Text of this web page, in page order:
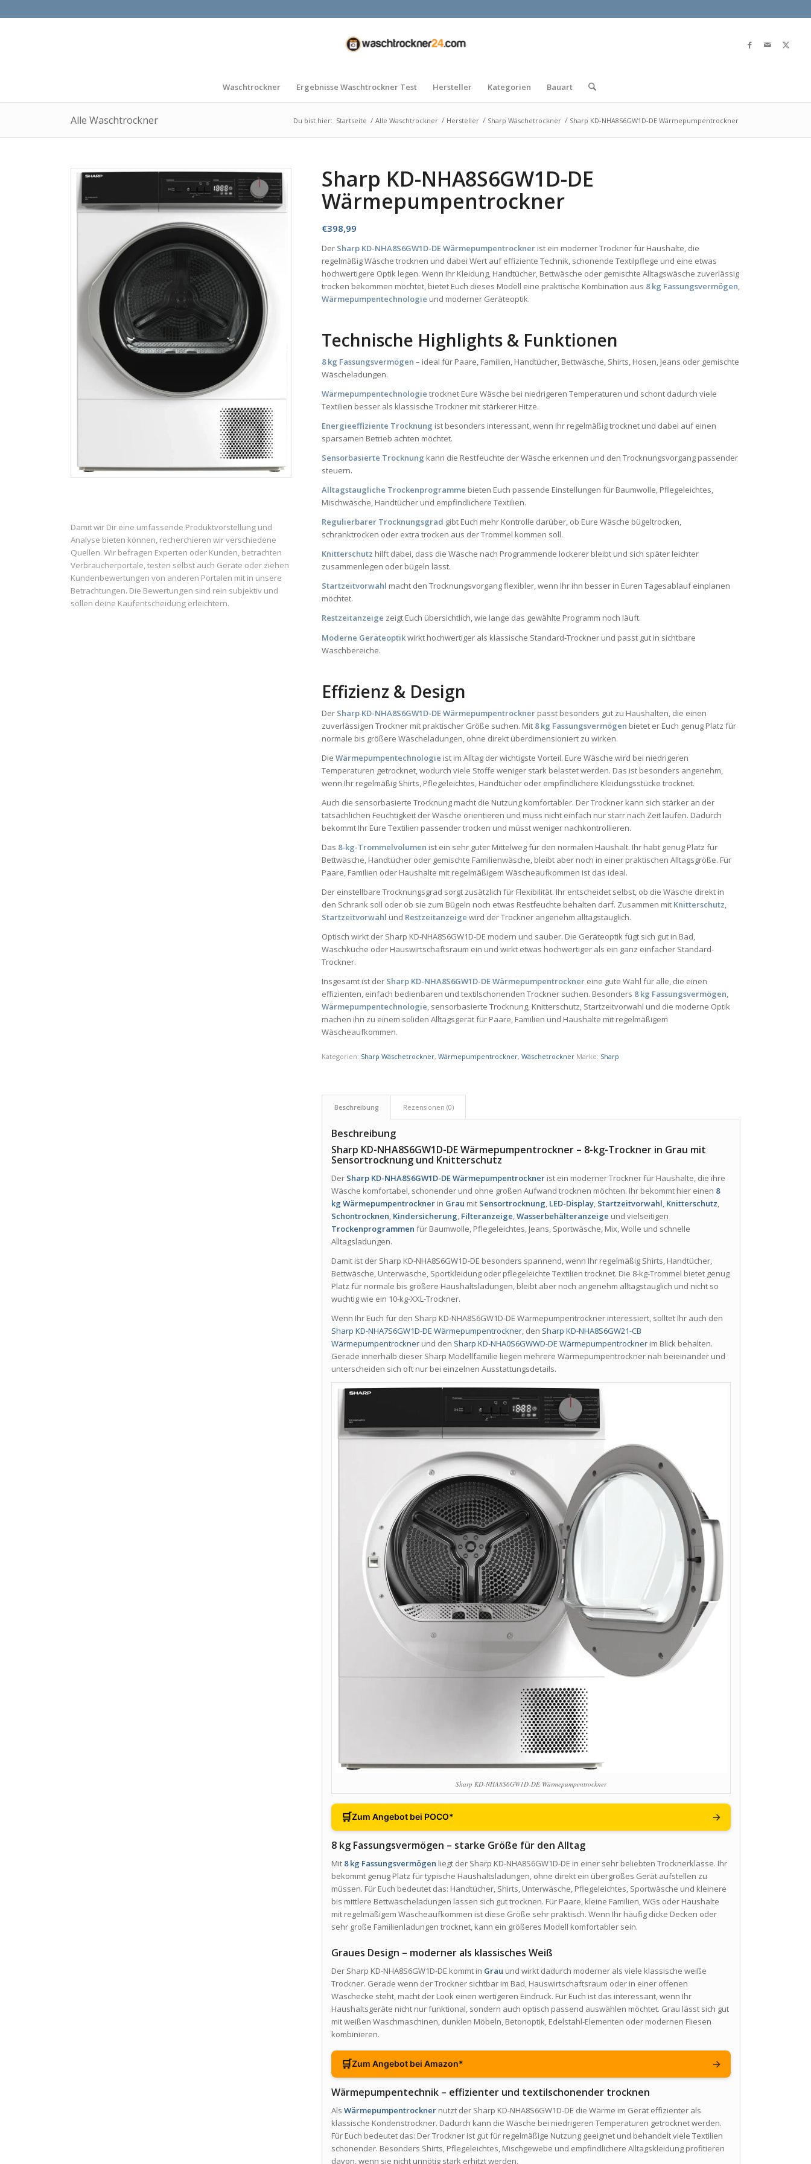
Waschtrockner Ergebnisse Waschtrockner Test Hersteller Kategorien Bauart
Alle Waschtrockner Du bist hier: Startseite / Alle Waschtrockner / Hersteller / Sharp Wäschetrockner / Sharp KD-NHA8S6GW1D-DE Wärmepumpentrockner
Damit wir Dir eine umfassende Produktvorstellung und
Analyse bieten können, recherchieren wir verschiedene
Quellen. Wir befragen Experten oder Kunden, betrachten
Verbraucherportale, testen selbst auch Geräte oder ziehen
Kundenbewertungen von anderen Portalen mit in unsere
Betrachtungen. Die Bewertungen sind rein subjektiv und
sollen deine Kaufentscheidung erleichtern.
Sharp KD-NHA8S6GW1D-DE
Wärmepumpentrockner
€398,99
Der Sharp KD-NHA8S6GW1D-DE Wärmepumpentrockner ist ein moderner Trockner für Haushalte, die
regelmäßig Wäsche trocknen und dabei Wert auf effiziente Technik, schonende Textilpflege und eine etwas
hochwertigere Optik legen. Wenn Ihr Kleidung, Handtücher, Bettwäsche oder gemischte Alltagswäsche zuverlässig
trocken bekommen möchtet, bietet Euch dieses Modell eine praktische Kombination aus 8 kg Fassungsvermögen,
Wärmepumpentechnologie und moderner Geräteoptik.
Technische Highlights & Funktionen
8 kg Fassungsvermögen – ideal für Paare, Familien, Handtücher, Bettwäsche, Shirts, Hosen, Jeans oder gemischte
Wäscheladungen.
Wärmepumpentechnologie trocknet Eure Wäsche bei niedrigeren Temperaturen und schont dadurch viele
Textilien besser als klassische Trockner mit stärkerer Hitze.
Energieeffiziente Trocknung ist besonders interessant, wenn Ihr regelmäßig trocknet und dabei auf einen
sparsamen Betrieb achten möchtet.
Sensorbasierte Trocknung kann die Restfeuchte der Wäsche erkennen und den Trocknungsvorgang passender
steuern.
Alltagstaugliche Trockenprogramme bieten Euch passende Einstellungen für Baumwolle, Pflegeleichtes,
Mischwäsche, Handtücher und empfindlichere Textilien.
Regulierbarer Trocknungsgrad gibt Euch mehr Kontrolle darüber, ob Eure Wäsche bügeltrocken,
schranktrocken oder extra trocken aus der Trommel kommen soll.
Knitterschutz hilft dabei, dass die Wäsche nach Programmende lockerer bleibt und sich später leichter
zusammenlegen oder bügeln lässt.
Startzeitvorwahl macht den Trocknungsvorgang flexibler, wenn Ihr ihn besser in Euren Tagesablauf einplanen
möchtet.
Restzeitanzeige zeigt Euch übersichtlich, wie lange das gewählte Programm noch läuft.
Moderne Geräteoptikwirkt hochwertiger als klassische Standard-Trockner und passt gut in sichtbare
Waschbereiche.
Effizienz & Design
Der Sharp KD-NHA8S6GW1D-DE Wärmepumpentrockner passt besonders gut zu Haushalten, die einen
zuverlässigen Trockner mit praktischer Größe suchen. Mit 8 kg Fassungsvermögen bietet er Euch genug Platz für
normale bis größere Wäscheladungen, ohne direkt überdimensioniert zu wirken.
DieWärmepumpentechnologie ist im Alltag der wichtigste Vorteil. Eure Wäsche wird bei niedrigeren
Temperaturen getrocknet, wodurch viele Stoffe weniger stark belastet werden. Das ist besonders angenehm,
wenn Ihr regelmäßig Shirts, Pflegeleichtes, Handtücher oder empfindlichere Kleidungsstücke trocknet.
Auch die sensorbasierte Trocknung macht die Nutzung komfortabler. Der Trockner kann sich stärker an der
tatsächlichen Feuchtigkeit der Wäsche orientieren und muss nicht einfach nur starr nach Zeit laufen. Dadurch
bekommt Ihr Eure Textilien passender trocken und müsst weniger nachkontrollieren.
Das 8-kg-Trommelvolumen ist ein sehr guter Mittelweg für den normalen Haushalt. Ihr habt genug Platz für
Bettwäsche, Handtücher oder gemischte Familienwäsche, bleibt aber noch in einer praktischen Alltagsgröße. Für
Paare, Familien oder Haushalte mit regelmäßigem Wäscheaufkommen ist das ideal.
Der einstellbare Trocknungsgrad sorgt zusätzlich für Flexibilität. Ihr entscheidet selbst, ob die Wäsche direkt in
den Schrank soll oder ob sie zum Bügeln noch etwas Restfeuchte behalten darf. Zusammen mit Knitterschutz,
Startzeitvorwahl und Restzeitanzeige wird der Trockner angenehm alltagstauglich.
Optisch wirkt der Sharp KD-NHA8S6GW1D-DE modern und sauber. Die Geräteoptik fügt sich gut in Bad,
Waschküche oder Hauswirtschaftsraum ein und wirkt etwas hochwertiger als ein ganz einfacher Standard-
Trockner.
Insgesamt ist der Sharp KD-NHA8S6GW1D-DE Wärmepumpentrockner eine gute Wahl für alle, die einen
effizienten, einfach bedienbaren und textilschonenden Trockner suchen. Besonders 8 kg Fassungsvermögen,
Wärmepumpentechnologie, sensorbasierte Trocknung, Knitterschutz, Startzeitvorwahl und die moderne Optik
machen ihn zu einem soliden Alltagsgerät für Paare, Familien und Haushalte mit regelmäßigem
Wäscheaufkommen.
Kategorien: Sharp Wäschetrockner,Wärmepumpentrockner,Wäschetrockner Marke: Sharp
Beschreibung Rezensionen (0)
Beschreibung
Sharp KD-NHA8S6GW1D-DE Wärmepumpentrockner – 8-kg-Trockner in Grau mit
Sensortrocknung und Knitterschutz
Der Sharp KD-NHA8S6GW1D-DE Wärmepumpentrockner ist ein moderner Trockner für Haushalte, die ihre
Wäsche komfortabel, schonender und ohne großen Aufwand trocknen möchten. Ihr bekommt hier einen 8
kg Wärmepumpentrockner in Grau mit Sensortrocknung, LED-Display, Startzeitvorwahl, Knitterschutz,
Schontrocknen, Kindersicherung, Filteranzeige,Wasserbehälteranzeige und vielseitigen
Trockenprogrammen für Baumwolle, Pflegeleichtes, Jeans, Sportwäsche, Mix, Wolle und schnelle
Alltagsladungen.
Damit ist der Sharp KD-NHA8S6GW1D-DE besonders spannend, wenn Ihr regelmäßig Shirts, Handtücher,
Bettwäsche, Unterwäsche, Sportkleidung oder pflegeleichte Textilien trocknet. Die 8-kg-Trommel bietet genug
Platz für normale bis größere Haushaltsladungen, bleibt aber noch angenehm alltagstauglich und nicht so
wuchtig wie ein 10-kg-XXL-Trockner.
Wenn Ihr Euch für den Sharp KD-NHA8S6GW1D-DE Wärmepumpentrockner interessiert, solltet Ihr auch den
Sharp KD-NHA7S6GW1D-DE Wärmepumpentrockner, den Sharp KD-NHA8S6GW21-CB
Wärmepumpentrockner und den Sharp KD-NHA0S6GWWD-DE Wärmepumpentrockner im Blick behalten.
Gerade innerhalb dieser Sharp Modellfamilie liegen mehrere Wärmepumpentrockner nah beieinander und
unterscheiden sich oft nur bei einzelnen Ausstattungsdetails.
Sharp KD-NHA8S6GW1D-DE Wärmepumpentrockner
🛒Zum Angebot bei POCO* →
8 kg Fassungsvermögen – starke Größe für den Alltag
Mit 8 kg Fassungsvermögen liegt der Sharp KD-NHA8S6GW1D-DE in einer sehr beliebten Trocknerklasse. Ihr
bekommt genug Platz für typische Haushaltsladungen, ohne direkt ein übergroßes Gerät aufstellen zu
müssen. Für Euch bedeutet das: Handtücher, Shirts, Unterwäsche, Pflegeleichtes, Sportwäsche und kleinere
bis mittlere Bettwäscheladungen lassen sich gut trocknen. Für Paare, kleine Familien, WGs oder Haushalte
mit regelmäßigem Wäscheaufkommen ist diese Größe sehr praktisch. Wenn Ihr häufig dicke Decken oder
sehr große Familienladungen trocknet, kann ein größeres Modell komfortabler sein.
Graues Design – moderner als klassisches Weiß
Der Sharp KD-NHA8S6GW1D-DE kommt in Grau und wirkt dadurch moderner als viele klassische weiße
Trockner. Gerade wenn der Trockner sichtbar im Bad, Hauswirtschaftsraum oder in einer offenen
Waschecke steht, macht der Look einen wertigeren Eindruck. Für Euch ist das interessant, wenn Ihr
Haushaltsgeräte nicht nur funktional, sondern auch optisch passend auswählen möchtet. Grau lässt sich gut
mit weißen Waschmaschinen, dunklen Möbeln, Betonoptik, Edelstahl-Elementen oder modernen Fliesen
kombinieren.
🛒Zum Angebot bei Amazon* →
Wärmepumpentechnik – effizienter und textilschonender trocknen
AlsWärmepumpentrockner nutzt der Sharp KD-NHA8S6GW1D-DE die Wärme im Gerät effizienter als
klassische Kondenstrockner. Dadurch kann die Wäsche bei niedrigeren Temperaturen getrocknet werden.
Für Euch bedeutet das: Der Trockner ist gut für regelmäßige Nutzung geeignet und behandelt viele Textilien
schonender. Besonders Shirts, Pflegeleichtes, Mischgewebe und empfindlichere Alltagskleidung profitieren
davon, wenn sie nicht unnötig stark erhitzt werden.